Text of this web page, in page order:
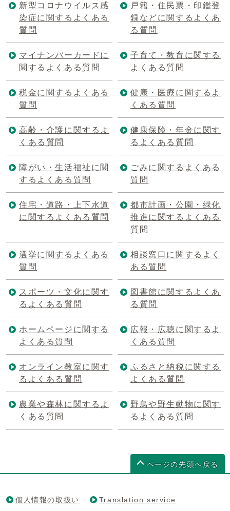
新型コロナウイルス感
染症に関するよくある
質問
戸籍・住民票・印鑑登
録などに関するよくあ
る質問
マイナンバーカードに
関するよくある質問
子育て・教育に関する
よくある質問
税金に関するよくある
質問
健康・医療に関するよ
くある質問
高齢・介護に関するよ
くある質問
健康保険・年金に関す
るよくある質問
障がい・生活福祉に関
するよくある質問
ごみに関するよくある
質問
住宅・道路・上下水道
に関するよくある質問
都市計画・公園・緑化
推進に関するよくある
質問
選挙に関するよくある
質問
相談窓口に関するよく
ある質問
スポーツ・文化に関す
るよくある質問
図書館に関するよくあ
る質問
ホームページに関する
よくある質問
広報・広聴に関するよ
くある質問
オンライン教室に関す
るよくある質問
ふるさと納税に関する
よくある質問
農業や森林に関するよ
くある質問
野鳥や野生動物に関す
るよくある質問
ページの先頭へ戻る
個人情報の取扱い Translation service